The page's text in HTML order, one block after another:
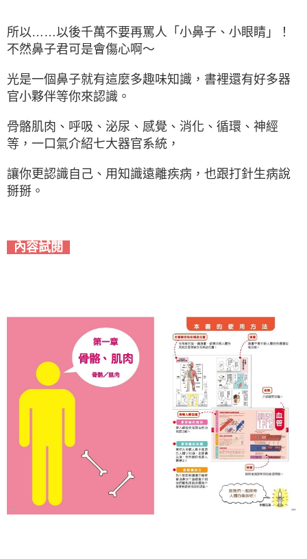
所以……以後千萬不要再罵人「小鼻子、小眼睛」！
不然鼻子君可是會傷心啊～
光是一個鼻子就有這麼多趣味知識，書裡還有好多器
官小夥伴等你來認識。
骨骼肌肉、呼吸、泌尿、感覺、消化、循環、神經
等，一口氣介紹七大器官系統，
讓你更認識自己、用知識遠離疾病，也跟打針生病說
掰掰。
內容試閱